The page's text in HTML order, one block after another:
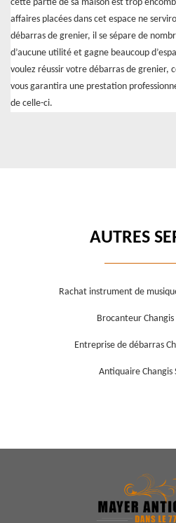
cette partie de sa maison est trop
affaires placées dans cet espace ne
débarras de grenier, il se sépare de
d’aucune utilité et gagne beaucoup
voulez réussir votre débarras de grenier,
vous garantira une prestation
de celle-ci.
AUTRES
Rachat instrument de
Brocanteur
Entreprise de débarras
Antiquaire Changis